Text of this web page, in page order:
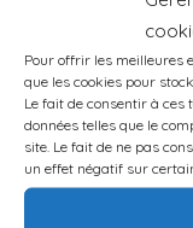
Pour offrir les meilleures
que les cookies pour
Le fait de consentir à
données telles que le
site. Le fait de ne pas
un effet négatif sur
trouverez
notamment au
randonnée se
minutes) au